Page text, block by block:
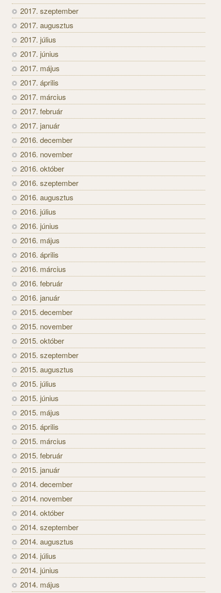
2017. szeptember
2017. augusztus
2017. július
2017. június
2017. május
2017. április
2017. március
2017. február
2017. január
2016. december
2016. november
2016. október
2016. szeptember
2016. augusztus
2016. július
2016. június
2016. május
2016. április
2016. március
2016. február
2016. január
2015. december
2015. november
2015. október
2015. szeptember
2015. augusztus
2015. július
2015. június
2015. május
2015. április
2015. március
2015. február
2015. január
2014. december
2014. november
2014. október
2014. szeptember
2014. augusztus
2014. július
2014. június
2014. május